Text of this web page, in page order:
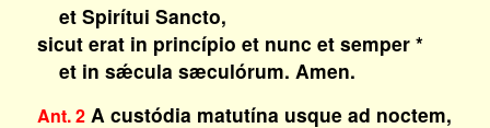
et Spirítui Sancto,
sicut erat in princípio et nunc et semper *
et in sǽcula sæculórum. Amen.
Ant. 2A custódia matutína usque ad noctem,